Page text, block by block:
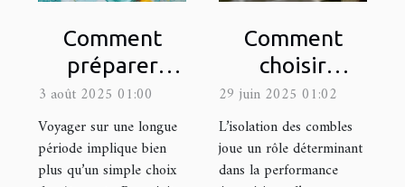
Comment
préparer
efficacement
sa valise pour
un long
voyage ?
3 août 2025 01:00
Voyager sur une longue
période implique bien
plus qu’un simple choix
Comment
choisir
l'isolant idéal
pour votre
grenier ?
29 juin 2025 01:02
L’isolation des combles
joue un rôle déterminant
dans la performance